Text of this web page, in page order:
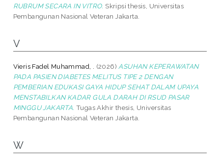
RUBRUM SECARA IN VITRO. Skripsi thesis, Universitas
Pembangunan Nasional Veteran Jakarta.
V
Vieris Fadel Muhammad, . (2026) ASUHAN KEPERAWATAN
PADA PASIEN DIABETES MELITUS TIPE 2 DENGAN
PEMBERIAN EDUKASI GAYA HIDUP SEHAT DALAM UPAYA
MENSTABILKAN KADAR GULA DARAH DI RSUD PASAR
MINGGU JAKARTA. Tugas Akhir thesis, Universitas
Pembangunan Nasional Veteran Jakarta.
W